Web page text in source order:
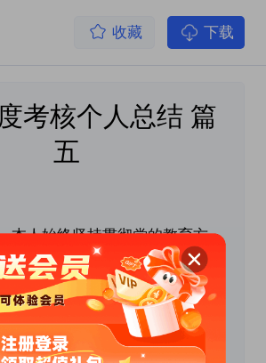
收藏 下载
考核个人总结 篇
五
人始终坚持贯彻党的教育方
育事业，爱岗敬业，默默奉献，
作，认真履行自己的岗位职责。
来的工作和学习情况总结如下：